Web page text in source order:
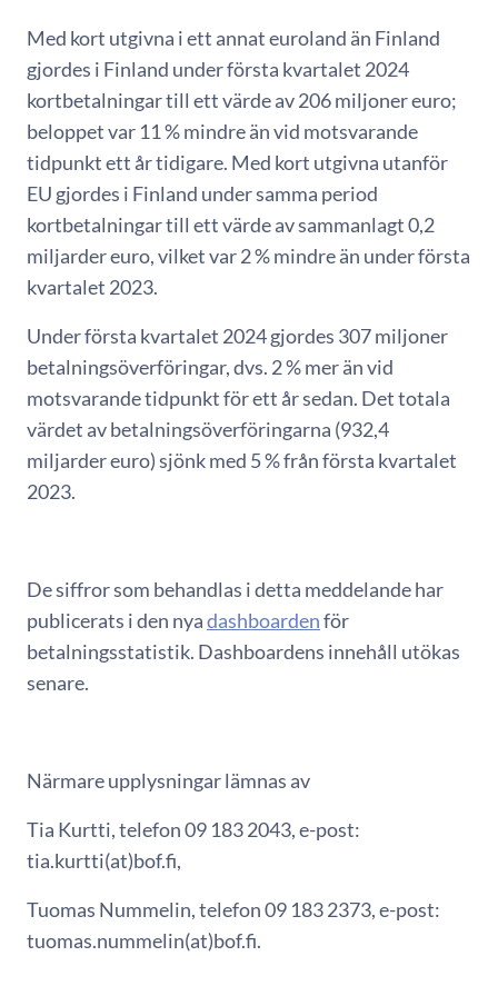
Med kort utgivna i ett annat euroland än Finland
gjordes i Finland under första kvartalet 2024
kortbetalningar till ett värde av 206 miljoner euro;
beloppet var 11 % mindre än vid motsvarande
tidpunkt ett år tidigare. Med kort utgivna utanför
EU gjordes i Finland under samma period
kortbetalningar till ett värde av sammanlagt 0,2
miljarder euro, vilket var 2 % mindre än under första
kvartalet 2023.
Under första kvartalet 2024 gjordes 307 miljoner
betalningsöverföringar, dvs. 2 % mer än vid
motsvarande tidpunkt för ett år sedan. Det totala
värdet av betalningsöverföringarna (932,4
miljarder euro) sjönk med 5 % från första kvartalet
2023.
De siffror som behandlas i detta meddelande har
publicerats i den nyadashboardenför
betalningsstatistik. Dashboardens innehåll utökas
senare.
Närmare upplysningar lämnas av
Tia Kurtti, telefon 09 183 2043, e-post:
tia.kurtti(at)bof.fi,
Tuomas Nummelin, telefon 09 183 2373, e-post:
tuomas.nummelin(at)bof.fi.